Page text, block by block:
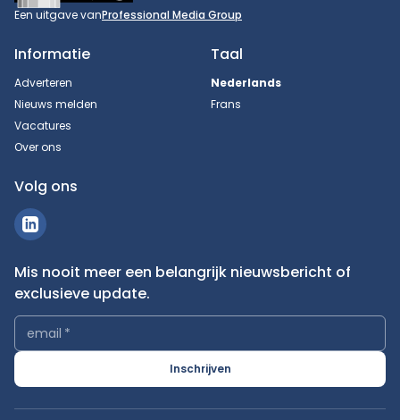
Een uitgave vanProfessional Media Group
Informatie
Adverteren
Nieuws melden
Vacatures
Over ons
Taal
Nederlands
Frans
Volg ons
Mis nooit meer een belangrijk nieuwsbericht of
exclusieve update.
email *
Inschrijven